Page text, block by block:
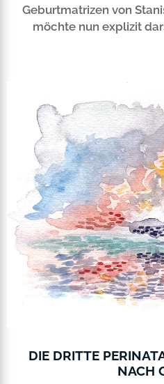
Geburtmatrizen von
möchte nun explizit
DIE DRITTE
NACH